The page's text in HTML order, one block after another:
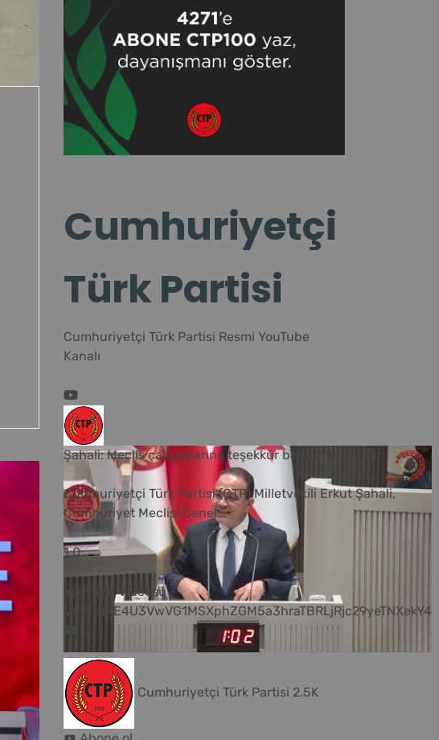
Cumhuriyetçi
Türk Partisi
Cumhuriyetçi Türk Partisi Resmi YouTube
Kanalı
Şahali: Meclis çalışanlarına teşekkür borcumuz vardır
Cumhuriyetçi Türk Partisi (CTP) Milletvekili Erkut Şahali,
Cumhuriyet Meclisi Genel...
1 0
YouTube Videosu
VVVUNXE4U3VwVG1MSXphZGM5a3hraTBRLjRjc29yeTNXekY4
Cumhuriyetçi Türk Partisi 2.5K